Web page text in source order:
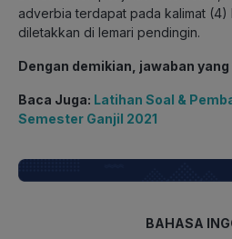
adverbia terdapat pada kalimat (4)
diletakkan di lemari pendingin.
Dengan demikian, jawaban
Baca Juga: Latihan Soal &
Semester Ganjil 2021
BAHASA